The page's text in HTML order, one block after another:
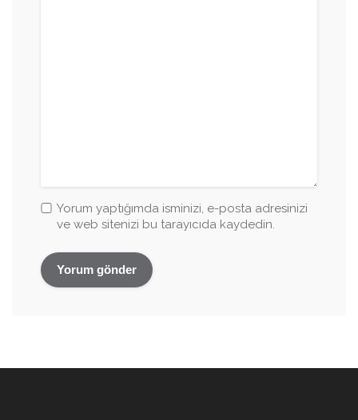
Yorum yaptığımda isminizi, e-posta adresinizi
ve web sitenizi bu tarayıcıda kaydedin.